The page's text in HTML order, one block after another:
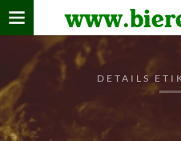
Home
verzamelen
De bierkaart
Bezoekers
DETAILS